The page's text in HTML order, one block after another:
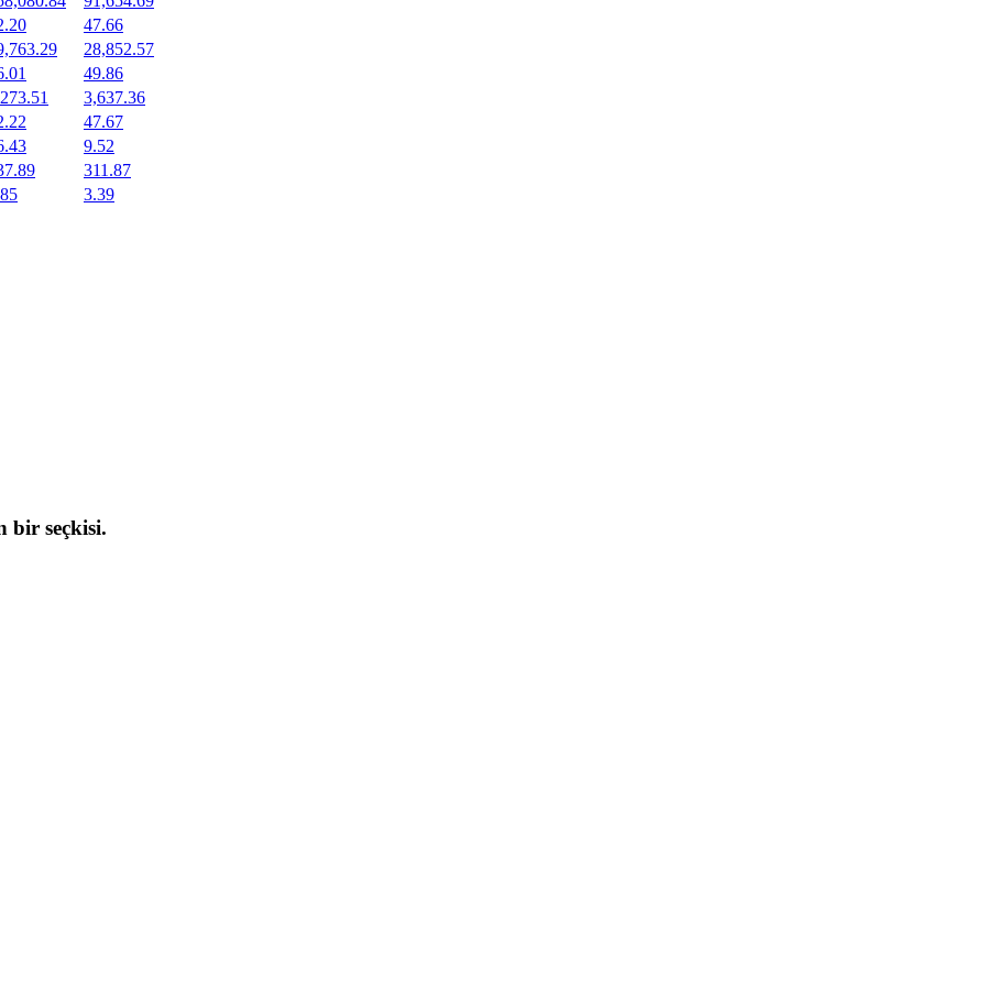
47.66
28,852.57
49.86
3,637.36
47.67
9.52
311.87
3.39
bir seçkisi.